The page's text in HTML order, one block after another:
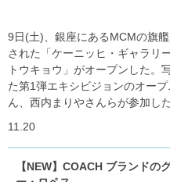
9日(土)、銀座にあるMCMの旗
された「ケーニッヒ・ギャラリ
トウキョウ」がオープンした。
た第1弾エキシビジョンのオー
ん、西内まりやさんらが参加した
11.20
【NEW】COACH ブランドの